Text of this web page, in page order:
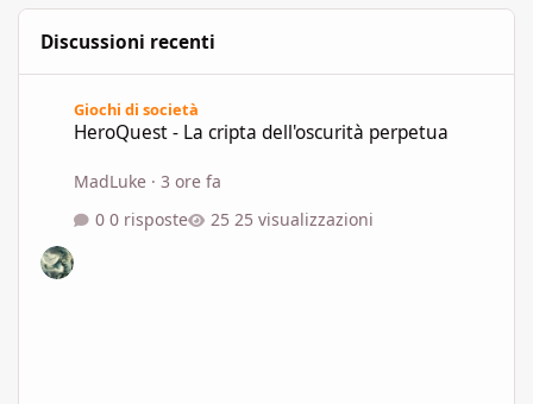
Discussioni recenti
Giochi di società
HeroQuest - La cripta dell'oscurità perpetua
MadLuke ·3 ore fa
0 risposte
25 visualizzazioni